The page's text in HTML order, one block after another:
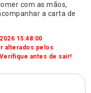
com as mãos,
a carta de
15:48:00
alterados pelos
antes de sair!